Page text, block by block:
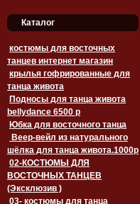
Каталог
костюмы для восточных
танцев интернет магазин
крылья гофрированные для
танца живота
Подносы для танца живота
bellydance 6500 p
Юбка для восточного танца
Веер-вейл из натурального
шёлка для танца живота.1000p
02-КОСТЮМЫ ДЛЯ
ВОСТОЧНЫХ ТАНЦЕВ
(Эксклюзив )
03- костюмы для танца